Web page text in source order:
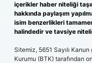
içerikler haber niteliği
hakkında paylaşım
isim benzerlikleri
halindedir ve tavsiye
Sitemiz, 5651 Sayılı
Kurumu (BTK) tarafından